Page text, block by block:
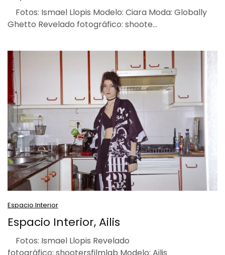
Fotos: Ismael Llopis Modelo: Ciara Moda: Globally
Ghetto Revelado fotográfico: shoote…
Espacio Interior
Espacio Interior, Ailis
Fotos: Ismael Llopis Revelado
fotográfico: shootersfilmlab Modelo: Ailis